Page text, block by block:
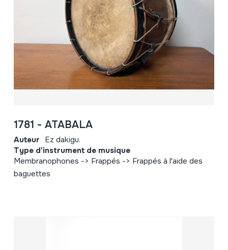
1781 - ATABALA
Auteur Ez dakigu.
Type d'instrument de musique
Membranophones -> Frappés -> Frappés à l'aide des
baguettes